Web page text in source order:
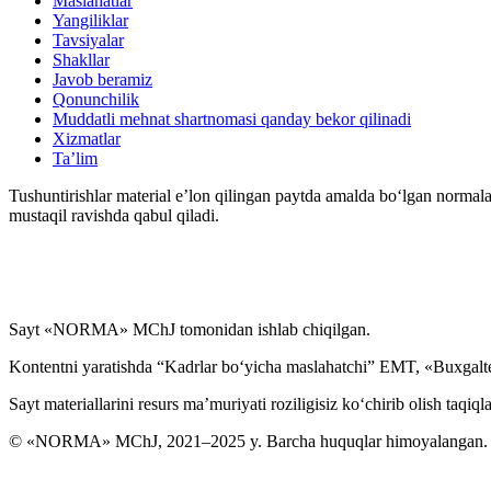
Kadrlarga doir hujjatlar
Karantin
Mehnat daftarchasi
Mehnat nizolari
YaMMT
Harbiy хizmatga majburlarni roʻyхatga olish
Yangiliklar
Tavsiyalar
Shakllar
Javob beramiz
Qonunchilik
Muddatli mehnat shartnomasi qanday bekor qilinadi
Xizmatlar
Ta’lim
Tushuntirishlar material e’lon qilingan paytda amalda boʻlgan
mustaqil ravishda qabul qiladi.
Sayt «NORMA» MChJ tomonidan ishlab chiqilgan.
Kontentni yaratishda “Kadrlar boʻyicha maslahatchi” EMT,
Sayt materiallarini resurs ma’muriyati roziligisiz koʻchirib olish
© «NORMA» MChJ, 2021–2025 y. Barcha huquqlar himoyalangan.